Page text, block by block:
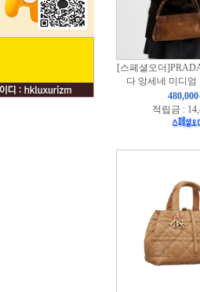
[스페셜오더
다 앙세네 미디엄
적립금 :